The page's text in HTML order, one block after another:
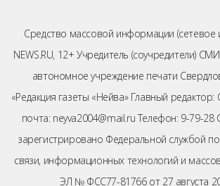
Средство массовой информации (сетевое
NEWS.RU, 12+ Учредитель (соучредители)
автономное учреждение печати
«Редакция газеты «Нейва» Главный
почта: neyva2004@mail.ru Телефон: 9-79-28
зарегистрировано Федеральной службой
связи, информационных технологий и
ЭЛ № ФСС77-81766 от 27 августа